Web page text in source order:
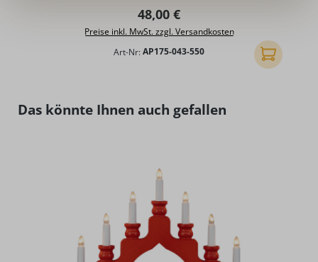
Regulärer Preis:
48,00 €
Preise inkl. MwSt. zzgl. Versandkosten
Art-Nr:AP175-043-550 In den
Produktgalerie überspringen
Das könnte Ihnen auch gefallen